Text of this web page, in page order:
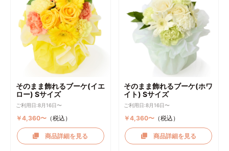
そのまま飾れるブーケ(イエ
ロー) Sサイズ
ご利用日:8月16日〜
￥4,360〜（税込）
商品詳細を見る
そのまま飾れるブーケ(ホワ
イト) Sサイズ
ご利用日:8月16日〜
￥4,360〜 （税込）
商品詳細を見る